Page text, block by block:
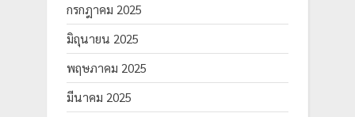
กรกฎาคม 2025
มิถุนายน 2025
พฤษภาคม 2025
มีนาคม 2025